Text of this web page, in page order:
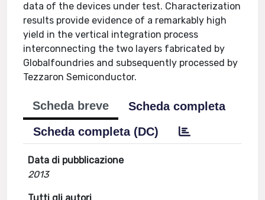
data of the devices under test. Characterization
results provide evidence of a remarkably high
yield in the vertical integration process
interconnecting the two layers fabricated by
Globalfoundries and subsequently processed by
Tezzaron Semiconductor.
Scheda breve
Scheda completa
Scheda completa (DC)
Data di pubblicazione
2013